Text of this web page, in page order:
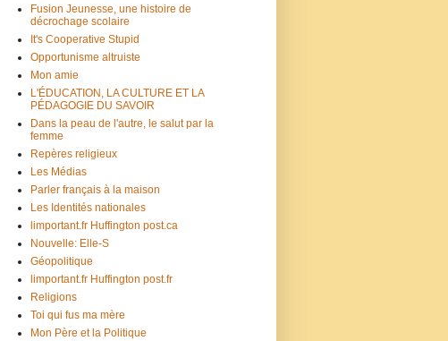
Fusion Jeunesse, une histoire de
décrochage scolaire
It's Cooperative Stupid
Opportunisme altruiste
Mon amie
L'ÉDUCATION, LA CULTURE ET LA
PÉDAGOGIE DU SAVOIR
Dans la peau de l'autre, le salut par la
femme
Repères religieux
Les Médias
Parler français à la maison
Les Identités nationales
limportant.fr Huffington post.ca
Nouvelle: Elle-S
Géopolitique
limportant.fr Huffington post.fr
Religions
Toi qui fus ma mère
Mon Père et la Politique